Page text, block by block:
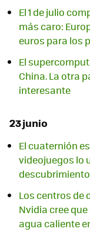
El 1 de julio
más caro:
euros para los
El
China. La otra
interesante
23 junio
El cuaternión
videojuegos lo
descubrimiento
Los centros de
Nvidia cree
agua caliente